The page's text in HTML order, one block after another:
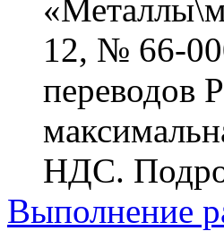
12, № 66-
переводов
НДС.
Выполнение